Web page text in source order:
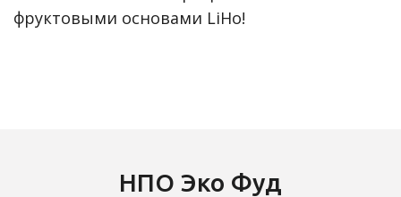
фруктовыми основами LiHo!
НПО Эко Фуд